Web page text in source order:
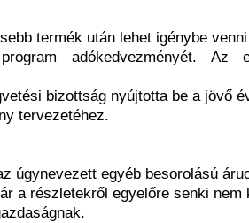
termék után lehet igénybe
adókedvezményét. Az
bizottság nyújtotta be a jövő
tervezetéhez.
úgynevezett egyéb besorolású
a részletekről egyelőre senki nem